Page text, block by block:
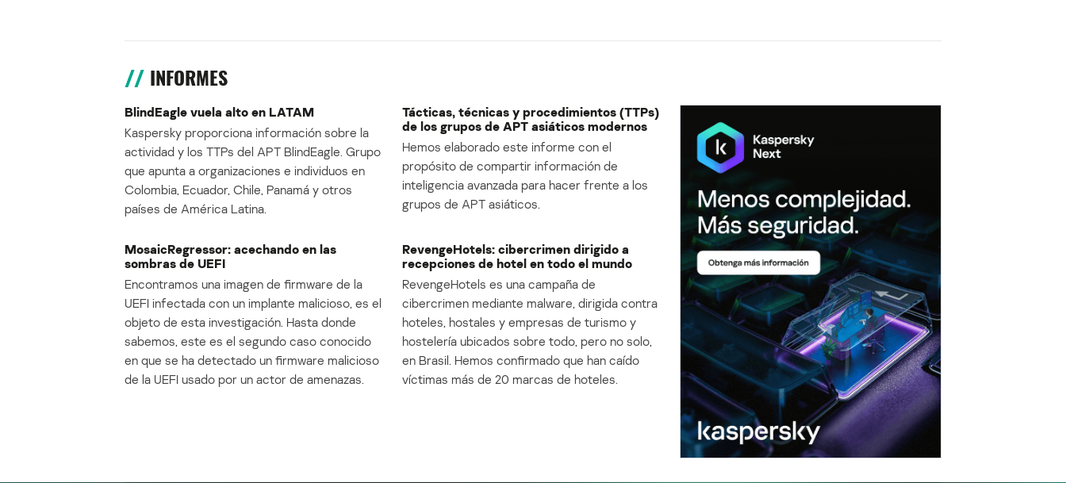
INFORMES
BlindEagle vuela alto en LATAM
Kaspersky proporciona información sobre la
actividad y los TTPs del APT BlindEagle. Grupo
que apunta a organizaciones e individuos en
Colombia, Ecuador, Chile, Panamá y otros
países de América Latina.
Tácticas, técnicas y procedimientos (TTPs)
de los grupos de APT asiáticos modernos
Hemos elaborado este informe con el
propósito de compartir información de
inteligencia avanzada para hacer frente a los
grupos de APT asiáticos.
MosaicRegressor: acechando en las
sombras de UEFI
Encontramos una imagen de firmware de la
UEFI infectada con un implante malicioso, es el
objeto de esta investigación. Hasta donde
sabemos, este es el segundo caso conocido
en que se ha detectado un firmware malicioso
de la UEFI usado por un actor de amenazas.
RevengeHotels: cibercrimen dirigido a
recepciones de hotel en todo el mundo
RevengeHotels es una campaña de
cibercrimen mediante malware, dirigida contra
hoteles, hostales y empresas de turismo y
hostelería ubicados sobre todo, pero no solo,
en Brasil. Hemos confirmado que han caído
víctimas más de 20 marcas de hoteles.